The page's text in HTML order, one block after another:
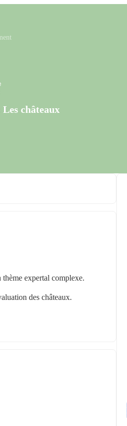
châteaux
expertal complexe.
des châteaux.